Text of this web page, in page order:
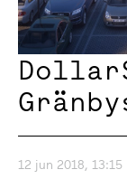
12 jun 2018, 13:15